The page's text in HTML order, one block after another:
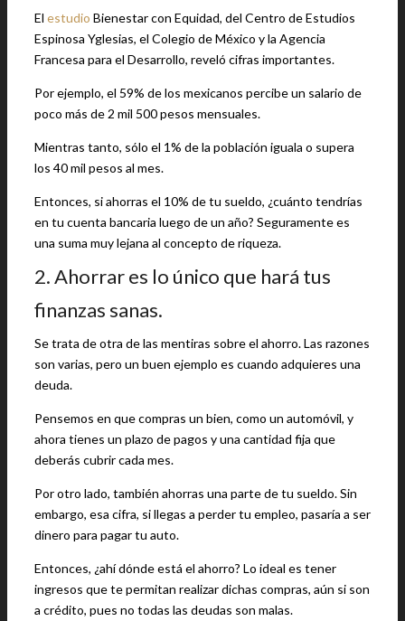
El estudio Bienestar con Equidad, del Centro de Estudios
Espinosa Yglesias, el Colegio de México y la Agencia
Francesa para el Desarrollo, reveló cifras importantes.
Por ejemplo, el 59% de los mexicanos percibe un salario de
poco más de 2 mil 500 pesos mensuales.
Mientras tanto, sólo el 1% de la población iguala o supera
los 40 mil pesos al mes.
Entonces, si ahorras el 10% de tu sueldo, ¿cuánto tendrías
en tu cuenta bancaria luego de un año? Seguramente es
una suma muy lejana al concepto de riqueza.
2. Ahorrar es lo único que hará tus
finanzas sanas.
Se trata de otra de las mentiras sobre el ahorro. Las razones
son varias, pero un buen ejemplo es cuando adquieres una
deuda.
Pensemos en que compras un bien, como un automóvil, y
ahora tienes un plazo de pagos y una cantidad fija que
deberás cubrir cada mes.
Por otro lado, también ahorras una parte de tu sueldo. Sin
embargo, esa cifra, si llegas a perder tu empleo, pasaría a ser
dinero para pagar tu auto.
Entonces, ¿ahí dónde está el ahorro? Lo ideal es tener
ingresos que te permitan realizar dichas compras, aún si son
a crédito, pues no todas las deudas son malas.